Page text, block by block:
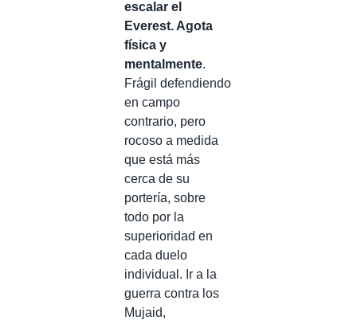
escalar el
Everest. Agota
física y
mentalmente.
Frágil defendiendo
en campo
contrario, pero
rocoso a medida
que está más
cerca de su
portería, sobre
todo por la
superioridad en
cada duelo
individual. Ir a la
guerra contra los
Mujaid,